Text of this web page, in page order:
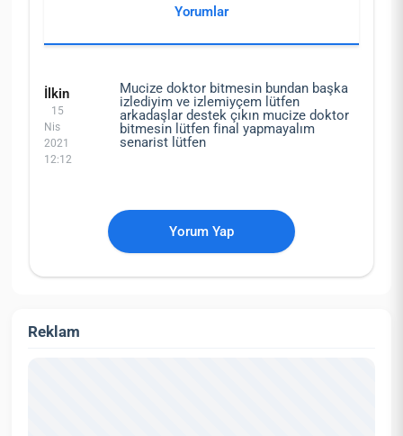
Yorumlar
İlkin
15
Nis
2021
12:12
Mucize doktor bitmesin bundan başka
izlediyim ve izlemiyçem lütfen
arkadaşlar destek çıkın mucize doktor
bitmesin lütfen final yapmayalım
senarist lütfen
Yorum Yap
Reklam